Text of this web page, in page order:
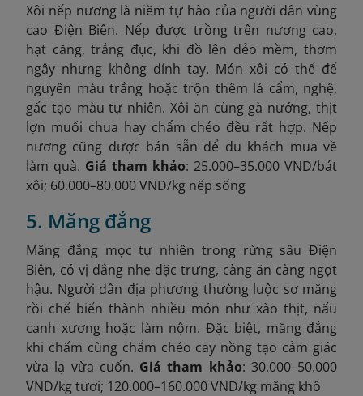
Xôi nếp nương là niềm tự hào của người dân vùng
cao Điện Biên. Nếp được trồng trên nương cao,
hạt căng, trắng đục, khi đồ lên dẻo mềm, thơm
ngậy nhưng không dính tay. Món xôi có thể để
nguyên màu trắng hoặc trộn thêm lá cẩm, nghệ,
gấc tạo màu tự nhiên. Xôi ăn cùng gà nướng, thịt
lợn muối chua hay chẩm chéo đều rất hợp. Nếp
nương cũng được bán sẵn để du khách mua về
làm quà. Giá tham khảo: 25.000–35.000 VND/bát
xôi; 60.000–80.000 VND/kg nếp sống
5. Măng đắng
Măng đắng mọc tự nhiên trong rừng sâu Điện
Biên, có vị đắng nhẹ đặc trưng, càng ăn càng ngọt
hậu. Người dân địa phương thường luộc sơ măng
rồi chế biến thành nhiều món như xào thịt, nấu
canh xương hoặc làm nộm. Đặc biệt, măng đắng
khi chấm cùng chẩm chéo cay nồng tạo cảm giác
vừa lạ vừa cuốn. Giá tham khảo: 30.000–50.000
VND/kg tươi; 120.000–160.000 VND/kg măng khô